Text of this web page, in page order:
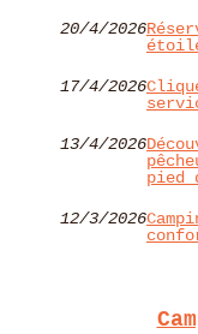
20/4/2026
17/4/2026
13/4/2026
pied
12/3/2026